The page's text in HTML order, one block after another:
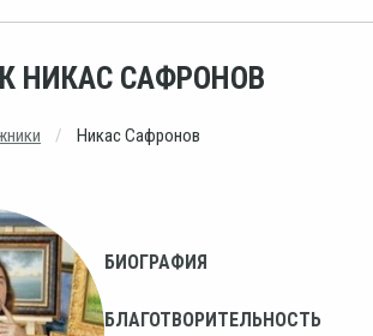
НИКАС САФРОНОВ
Никас Сафронов
БИОГРАФИЯ
БЛАГОТВОРИТЕЛЬНОСТЬ